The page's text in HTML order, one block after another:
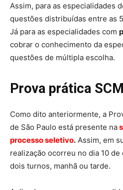
Assim, para as especialidades
questões distribuídas entre as
Já para as especialidades com
cobrar o conhecimento da
questões de múltipla escolha.
Prova prática
Como dito anteriormente, a
de São Paulo está presente na
processo seletivo. Assim, em
realização ocorreu no dia 10
dois turnos, manhã ou tarde.